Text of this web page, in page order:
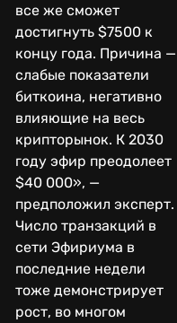
все же сможет
достигнуть $7500 к
концу года. Причина —
слабые показатели
биткоина, негативно
влияющие на весь
крипторынок. К 2030
году эфир преодолеет
$40 000», —
предположил эксперт.
Число транзакций в
сети Эфириума в
последние недели
тоже демонстрирует
рост, во многом